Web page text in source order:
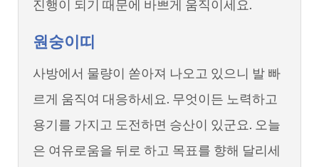
진행이 되기 때문에 바쁘게 움직이세요.
원숭이띠
사방에서 물량이 쏟아져 나오고 있으니 발 빠
르게 움직여 대응하세요. 무엇이든 노력하고
용기를 가지고 도전하면 승산이 있군요. 오늘
은 여유로움을 뒤로 하고 목표를 향해 달리세